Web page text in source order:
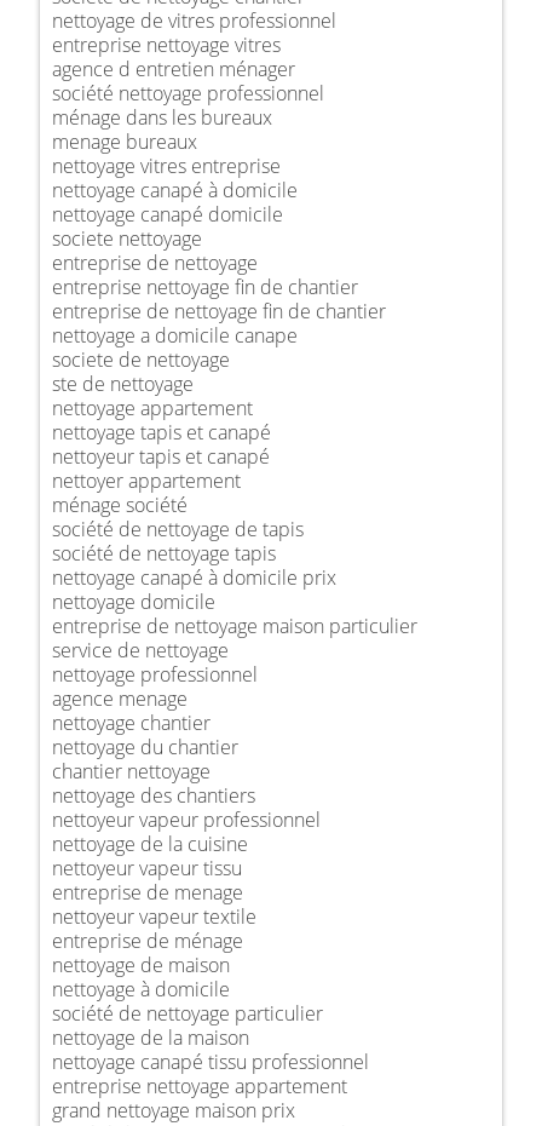
nettoyage de vitres professionnel
entreprise nettoyage vitres
agence d entretien ménager
société nettoyage professionnel
ménage dans les bureaux
menage bureaux
nettoyage vitres entreprise
nettoyage canapé à domicile
nettoyage canapé domicile
societe nettoyage
entreprise de nettoyage
entreprise nettoyage fin de chantier
entreprise de nettoyage fin de chantier
nettoyage a domicile canape
societe de nettoyage
ste de nettoyage
nettoyage appartement
nettoyage tapis et canapé
nettoyeur tapis et canapé
nettoyer appartement
ménage société
société de nettoyage de tapis
société de nettoyage tapis
nettoyage canapé à domicile prix
nettoyage domicile
entreprise de nettoyage maison particulier
service de nettoyage
nettoyage professionnel
agence menage
nettoyage chantier
nettoyage du chantier
chantier nettoyage
nettoyage des chantiers
nettoyeur vapeur professionnel
nettoyage de la cuisine
nettoyeur vapeur tissu
entreprise de menage
nettoyeur vapeur textile
entreprise de ménage
nettoyage de maison
nettoyage à domicile
société de nettoyage particulier
nettoyage de la maison
nettoyage canapé tissu professionnel
entreprise nettoyage appartement
grand nettoyage maison prix